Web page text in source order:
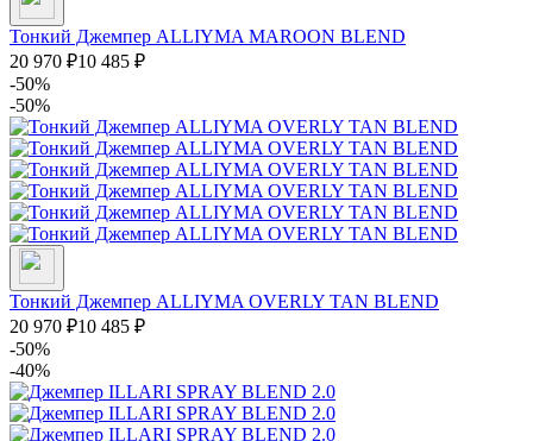
Тонкий Джемпер ALLIYMA MAROON BLEND
20 970 ₽10 485 ₽
-50%
-50%
Тонкий Джемпер ALLIYMA OVERLY TAN BLEND
20 970 ₽10 485 ₽
-50%
-40%